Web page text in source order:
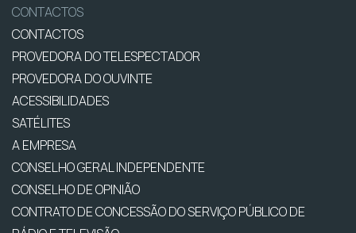
CONTACTOS
CONTACTOS
PROVEDORA DO TELESPECTADOR
PROVEDORA DO OUVINTE
ACESSIBILIDADES
SATÉLITES
A EMPRESA
CONSELHO GERAL INDEPENDENTE
CONSELHO DE OPINIÃO
CONTRATO DE CONCESSÃO DO SERVIÇO PÚBLICO DE